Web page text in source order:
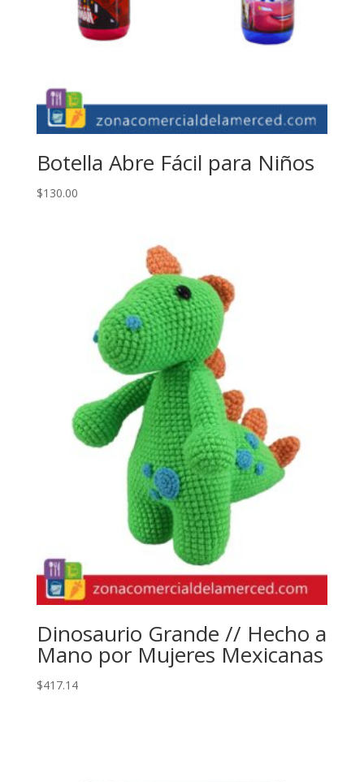
Botella Abre Fácil para Niños
$130.00
Dinosaurio Grande // Hecho a
Mano por Mujeres Mexicanas
$417.14